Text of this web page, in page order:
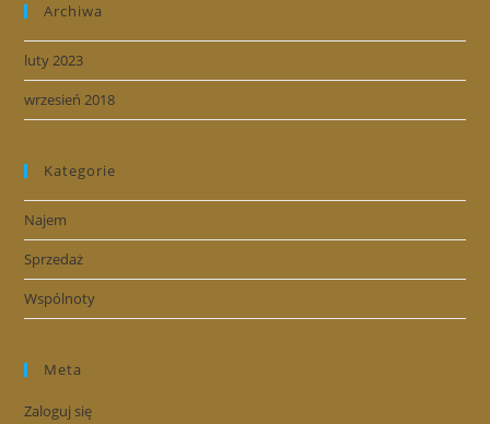
Archiwa
luty 2023
wrzesień 2018
Kategorie
Najem
Sprzedaż
Wspólnoty
Meta
Zaloguj się